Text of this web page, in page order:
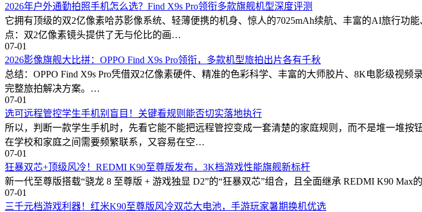
2026年户外通勤拍照手机怎么选？Find X9s Pro领衔多款旗舰机型深度评测
它拥有顶级的双2亿像素哈苏影像系统、轻薄便携的机身、惊人的7025mAh续航、丰富的AI旅行
点：双2亿像素镜头提供了无与伦比的画…
07-01
2026影像旗舰大比拼：OPPO Find X9s Pro领衔，多款机型旅拍出片各有千秋
总结：OPPO Find X9s Pro凭借双2亿像素硬件、精准的色彩科学、丰富的大师胶片、8K电影级视
完整旅拍解决方案。…
07-01
选可远程管控学生手机别盲目！关键看规则能否切实落地执行
所以，判断一款学生手机时，先看它能不能把远程管控变成一套清楚的家庭规则，而不是堆一堆
在学校和家庭之间需要频繁联系，又容易在空…
07-01
狂暴双芯+顶级风冷！REDMI K90至尊版发布，3K档游戏性能旗舰新标杆
新一代至尊版搭载“骁龙 8 至尊版 + 游戏独显 D2”的“狂暴双芯”组合，且全面继承 REDMI K90
07-01
三千元档游戏利器！红米K90至尊版风冷双芯大电池，手游玩家暑期换机优选